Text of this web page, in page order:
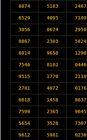
8074 5183 2467
6529 4095 7109
3056 0674 2950
0867 2303 5824
6914 9650 1290
7546 8102 0446
9515 1770 2118
2781 4072 0176
6618 1458 8637
7596 2365 9645
5654 3528 7307
9612 5981 0230